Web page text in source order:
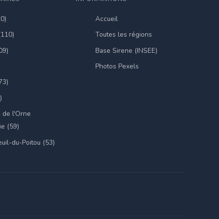
de l'Orne
(59)
du-Poitou (53)
Accueil
Toutes les régions
Base Sirene (INSEE)
Photos Pexels